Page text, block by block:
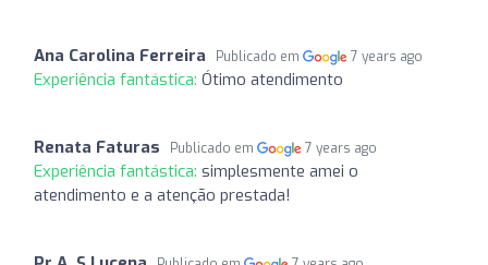
Ana Carolina Ferreira Publicado em 7 years ago
Experiência fantástica: Ótimo atendimento
Renata Faturas Publicado em 7 years ago
Experiência fantástica: simplesmente amei o
atendimento e a atenção prestada!